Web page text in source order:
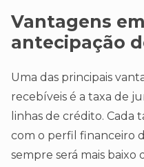
Vantagens
antecipação
Uma das principais
recebíveis é a taxa de
linhas de crédito. Cada
com o perfil financeiro
sempre será mais baixo